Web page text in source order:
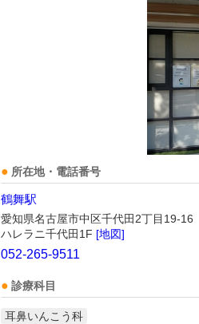
所在地・電話番号
鶴舞駅
愛知県名古屋市中区千代田2丁目19-16
ハレラニ千代田1F [地図]
052-265-9511
診療科目
耳鼻いんこう科